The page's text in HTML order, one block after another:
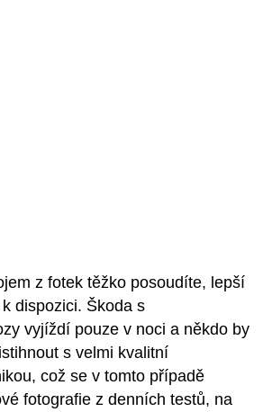
z fotek těžko posoudíte, lepší
dispozici. Škoda s
vyjíždí pouze v noci a někdo by
s velmi kvalitní
což se v tomto případě
fotografie z denních testů, na